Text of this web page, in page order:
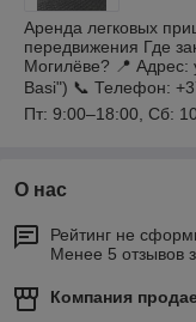
Аренда легковых
передвижения Где
Могилёве? 📍
Basi") 📞 Телефон:
Пт: 9:00–18:00, Сб:
О нас
Рейтинг не
Менее 5 отзывов
Компания